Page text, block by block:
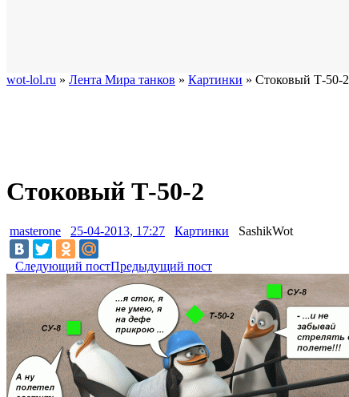
wot-lol.ru » Лента Мира танков » Картинки » Стоковый Т-50-2
Стоковый Т-50-2
masterone 25-04-2013, 17:27 Картинки SashikWot
Следующий постПредыдущий пост